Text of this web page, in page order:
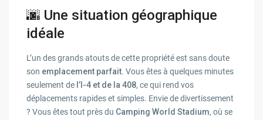
🌆 Une situation géographique
idéale
L’un des grands atouts de cette propriété est sans doute
son emplacement parfait. Vous êtes à quelques minutes
seulement de l’I-4 et de la 408, ce qui rend vos
déplacements rapides et simples. Envie de divertissement
? Vous êtes tout près du Camping World Stadium, où se